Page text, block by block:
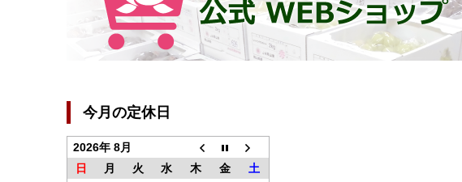
今月の定休日
2026年 8月
日
月 火 水 木 金
土